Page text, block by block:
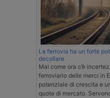
La ferrovia ha un forte
decollare
Mai come ora c’è
ferroviario delle merci in
potenziale di crescita e
quote di mercato.